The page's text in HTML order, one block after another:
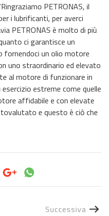
PETRONAS, il
i lubrificanti, per averci
PETRONAS è molto di più
ci garantisce un
fornendoci un olio motore
uno straordinario ed elevato
al motore di funzionare in
estreme come quelle
affidabile e con elevate
e questo è ciò che
Successiva